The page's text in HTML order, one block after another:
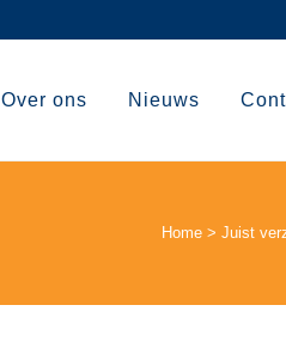
Over ons Nieuws
Home > Juist